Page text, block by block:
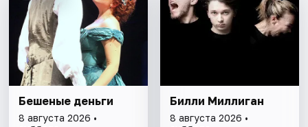
Бешеные деньги
8 августа 2026 •
Билли Миллиган
8 августа 2026 •